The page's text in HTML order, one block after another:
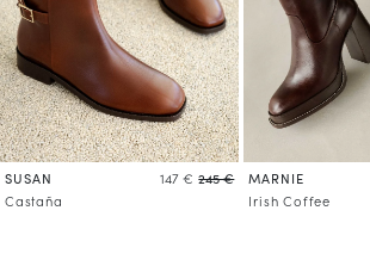
SUSAN 147 € 245 €
Castaña
MARNIE
Irish Coffee